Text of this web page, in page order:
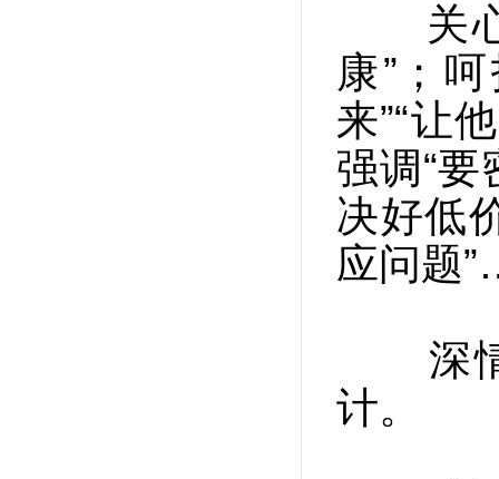
关心
康”；
来”“让
强调“
决好低
应问题
深情
计。